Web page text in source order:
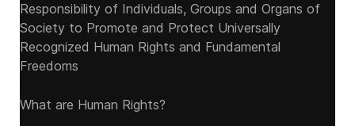
Responsibility of Individuals, Groups and Organs of
Society to Promote and Protect Universally
Recognized Human Rights and Fundamental
Freedoms
What are Human Rights?